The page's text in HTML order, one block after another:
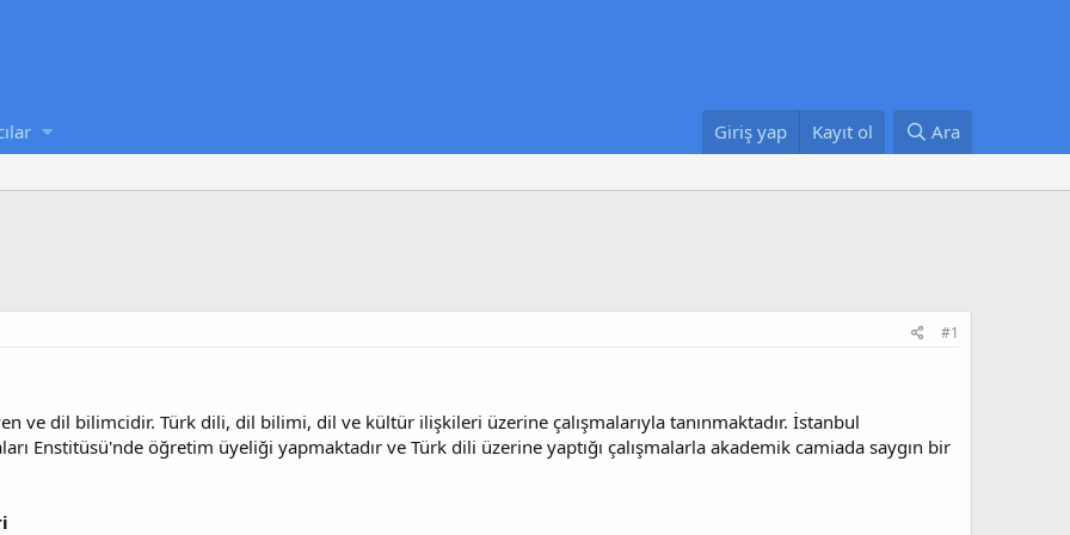
Giriş yap Kayıt ol Ara
#1
ve dil bilimcidir. Türk dili, dil bilimi, dil ve kültür ilişkileri üzerine çalışmalarıyla tanınmaktadır. İstanbul
Enstitüsü'nde öğretim üyeliği yapmaktadır ve Türk dili üzerine yaptığı çalışmalarla akademik camiada saygın bir